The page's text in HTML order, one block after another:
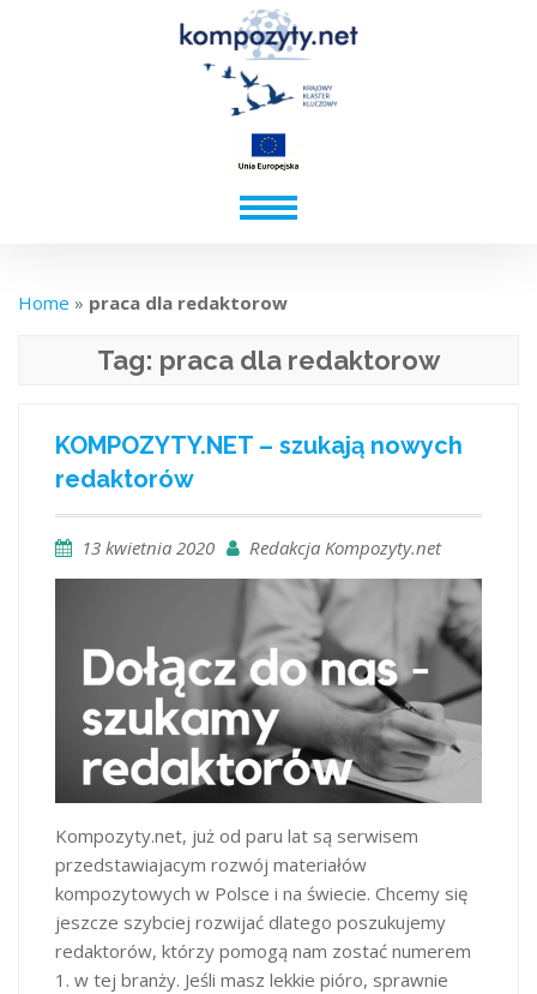
Home » praca dla redaktorow
Tag: praca dla redaktorow
KOMPOZYTY.NET – szukają nowych
redaktorów
13 kwietnia 2020 Redakcja Kompozyty.net
Kompozyty.net, już od paru lat są serwisem
przedstawiajacym rozwój materiałów
kompozytowych w Polsce i na świecie. Chcemy się
jeszcze szybciej rozwijać dlatego poszukujemy
redaktorów, którzy pomogą nam zostać numerem
1. w tej branży. Jeśli masz lekkie pióro, sprawnie